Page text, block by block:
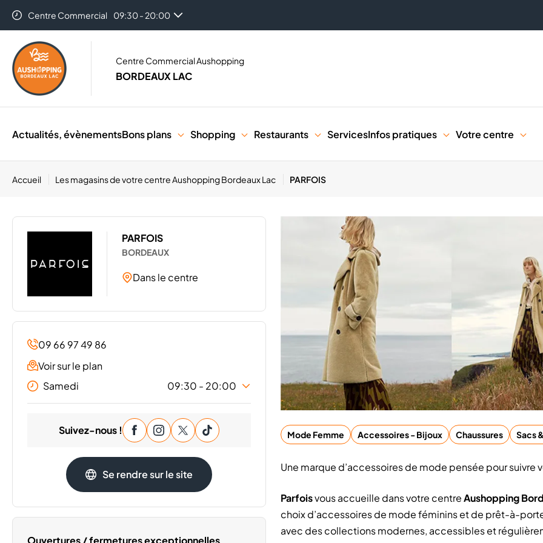
Centre Commercial 09:30 - 20:00
Centre Commercial Aushopping
BORDEAUX LAC
Actualités, évènementsBons plans Shopping Restaurants ServicesInfos pratiques Votre centre
Accueil Les magasins de votre centre Aushopping Bordeaux Lac PARFOIS
PARFOIS
BORDEAUX
Dans le centre
09 66 97 49 86
Voir sur le plan
Samedi
09:30 - 20:00
09:30 - 20:00
Mardi
09:30 - 20:00
09:30 - 20:00
Vendredi
09:30 - 20:00
Suivez-nous !
Se rendre sur le site
Ouvertures / fermetures exceptionnelles
Mode Femme Accessoires - Bijoux Chaussures Sacs
Une marque d’accessoires de mode pensée pour suivre
Parfoisvous accueille dans votre centreAushopping
choix d’accessoires de mode féminins et de prêt-à-
avec des collections modernes, accessibles et